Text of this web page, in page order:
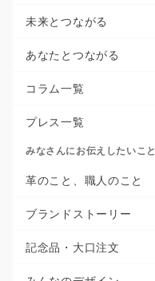
未来とつながる
あなたとつながる
コラム一覧
プレス一覧
みなさんにお伝えしたいこと
革のこと、職人のこと
ブランドストーリー
記念品・大口注文